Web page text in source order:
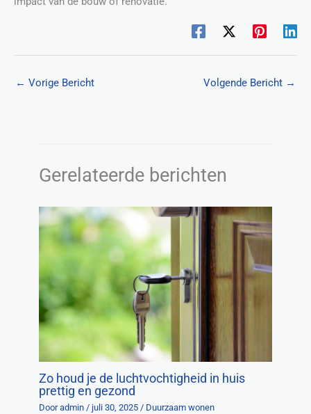
← Vorige Bericht Volgende Bericht →
Gerelateerde berichten
Zo houd je de luchtvochtigheid in huis
prettig en gezond
Door admin/ juli 30, 2025/ Duurzaam wonen